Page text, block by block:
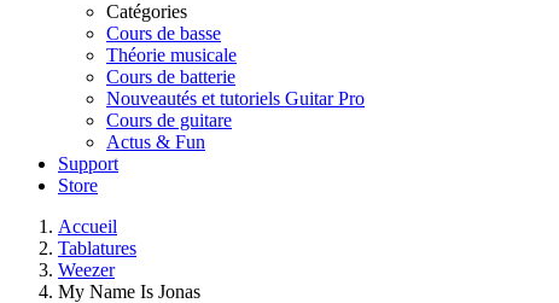
Catégories
Cours de basse
Théorie musicale
Cours de batterie
Nouveautés et tutoriels Guitar Pro
Cours de guitare
Actus & Fun
Support
Store
Accueil
Tablatures
Weezer
My Name Is Jonas